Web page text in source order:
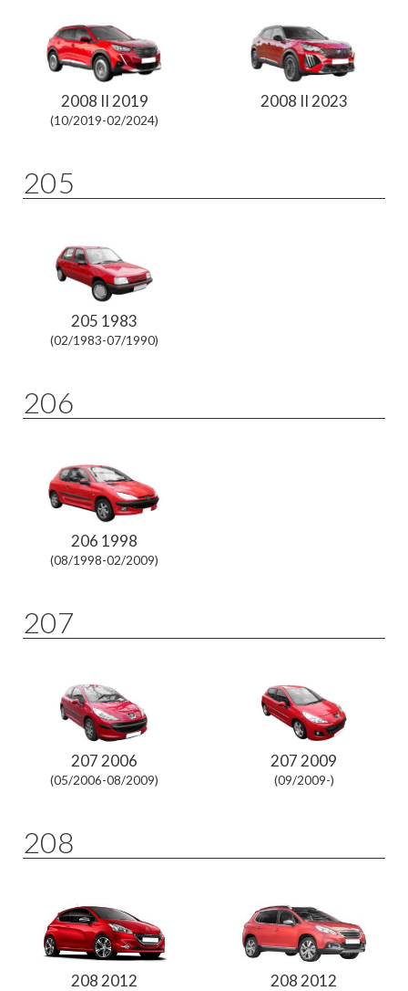
2008 II 2019
(10/2019-02/2024)
2008 II 2023
205
205 1983
(02/1983-07/1990)
206
206 1998
(08/1998-02/2009)
207
207 2006
(05/2006-08/2009)
207 2009
(09/2009-)
208
208 2012 208 2012